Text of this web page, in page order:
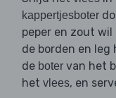
kappertjesboter
peper en zout wil
de borden en leg
de boter van het
het vlees, en